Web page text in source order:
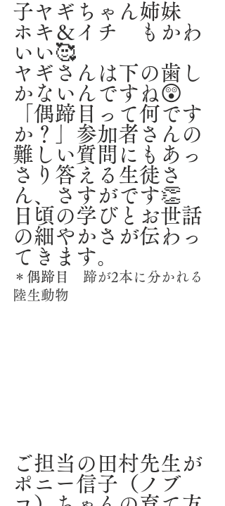
子ヤギちゃん姉妹
ホキ＆イチ　もかわ
いい🥰
ヤギさんは下の歯し
かないんですね😲
「偶蹄目って何です
か？」参加者さんの
難しい質問にもあっ
さり答える生徒さ
ん、さすがです👏
日頃の学びとお世話
の細やかさが伝わっ
てきます。
＊偶蹄目 蹄が2本に分かれる
陸生動物
ご担当の田村先生が
ポニー信子（ノブ